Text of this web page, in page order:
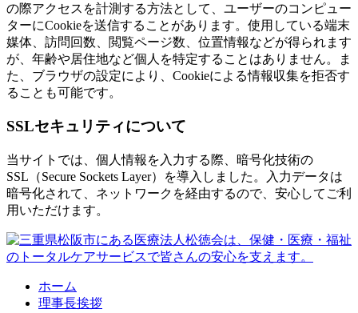
の際アクセスを計測する方法として、ユーザーのコンピュー
ターにCookieを送信することがあります。使用している端末
媒体、訪問回数、閲覧ページ数、位置情報などが得られます
が、年齢や居住地など個人を特定することはありません。ま
た、ブラウザの設定により、Cookieによる情報収集を拒否す
ることも可能です。
SSLセキュリティについて
当サイトでは、個人情報を入力する際、暗号化技術の
SSL（Secure Sockets Layer）を導入しました。入力データは
暗号化されて、ネットワークを経由するので、安心してご利
用いただけます。
ホーム
理事長挨拶